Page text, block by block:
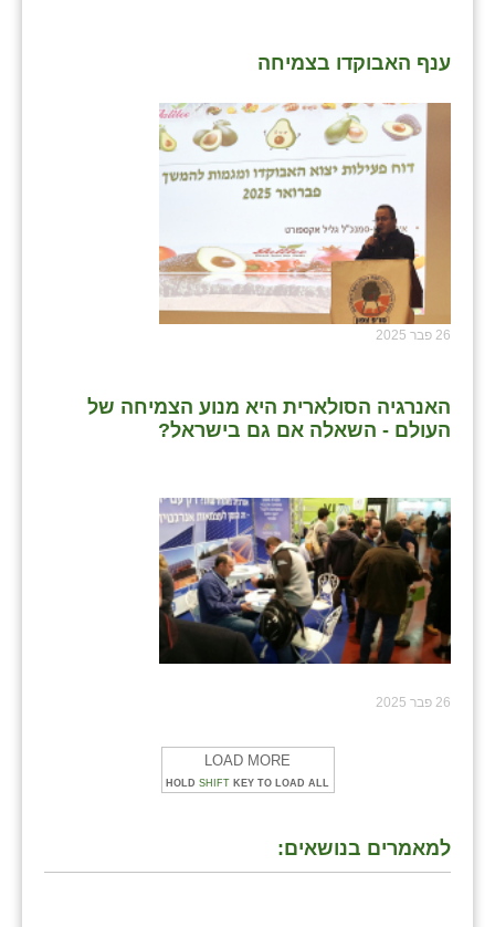
ענף האבוקדו בצמיחה
26 פבר 2025
האנרגיה הסולארית היא מנוע הצמיחה של
העולם - השאלה אם גם בישראל?
26 פבר 2025
LOAD MORE
HOLD SHIFT KEY TO LOAD ALL
למאמרים בנושאים: